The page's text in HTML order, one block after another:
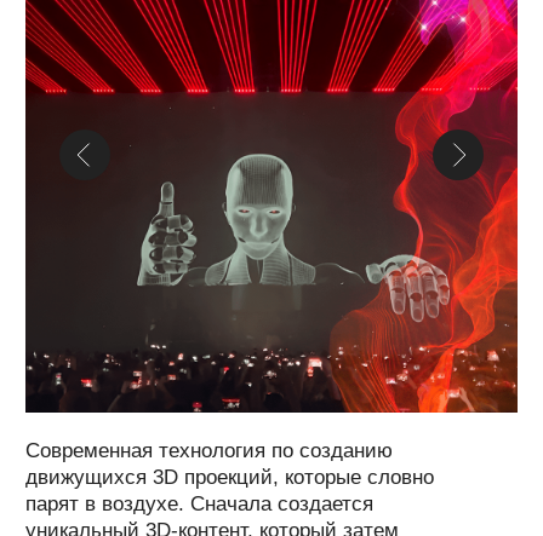
info@lasermaster.ru
Согласие на обработку
персональных данных
info@lasermaster.ru
персональных данных
+7 (812) 274-45-84
+7 (800) 333-15-59
Санкт-Петербург
Другие города РФ